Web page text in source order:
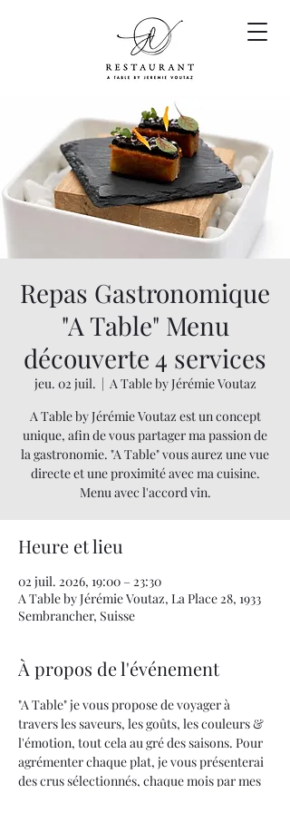
Repas Gastronomique
"A Table" Menu
découverte 4 services
jeu. 02 juil.
  |
A Table by Jérémie Voutaz
A Table by Jérémie Voutaz est un concept
unique, afin de vous partager ma passion de
la gastronomie. "A Table" vous aurez une vue
directe et une proximité avec ma cuisine.
Menu avec l'accord vin.
Heure et lieu
02 juil. 2026, 19:00 – 23:30
A Table by Jérémie Voutaz, La Place 28, 1933
Sembrancher, Suisse
À propos de l'événement
"A Table" je vous propose de voyager à
travers les saveurs, les goûts, les couleurs &
l'émotion, tout cela au gré des saisons. Pour
agrémenter chaque plat, je vous présenterai
des crus sélectionnés, chaque mois par mes